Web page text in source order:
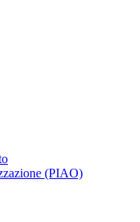
(PIAO)